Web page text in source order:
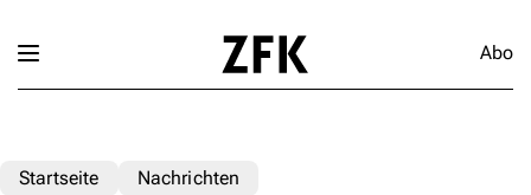
Abo
Startseite Nachrichten